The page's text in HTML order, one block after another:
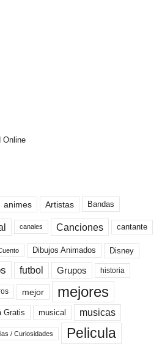
Online
animes Artistas Bandas
canales Canciones cantante
Dibujos Animados Disney
futbol Grupos historia
mejor mejores
Gratis musical musicas
/ Curiosidades Pelicula